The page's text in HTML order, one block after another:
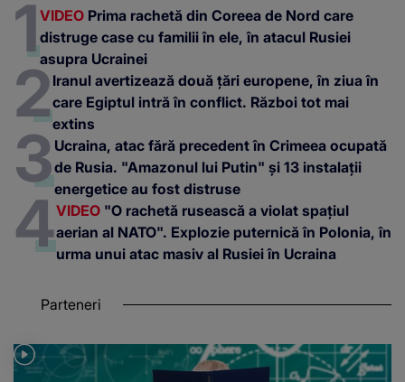
VIDEO Prima rachetă din Coreea de Nord care
distruge case cu familii în ele, în atacul Rusiei
asupra Ucrainei
Iranul avertizează două țări europene, în ziua în
care Egiptul intră în conflict. Război tot mai
extins
Ucraina, atac fără precedent în Crimeea ocupată
de Rusia. "Amazonul lui Putin" și 13 instalații
energetice au fost distruse
VIDEO "O rachetă rusească a violat spațiul
aerian al NATO". Explozie puternică în Polonia, în
urma unui atac masiv al Rusiei în Ucraina
Parteneri